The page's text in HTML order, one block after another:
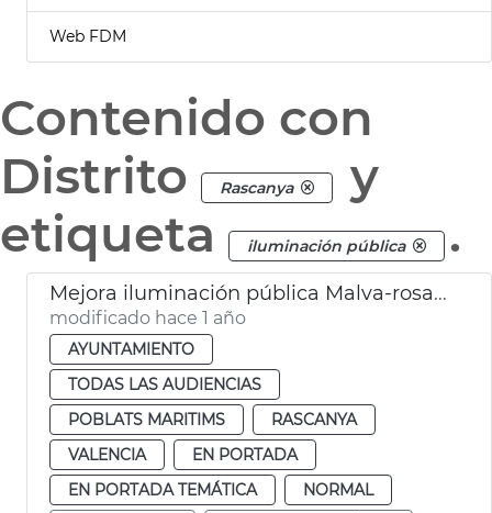
Web FDM
Contenido con
Distrito
Rascanya
y
etiqueta
iluminación pública .
Mejora iluminación pública Malva-rosa, Torrefiel y El Cabanyal
modificado hace 1 año
AYUNTAMIENTO
TODAS LAS AUDIENCIAS
POBLATS MARITIMS
RASCANYA
VALENCIA
EN PORTADA
EN PORTADA TEMÁTICA
NORMAL